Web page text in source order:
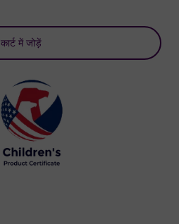
कार्ट में जोड़ें